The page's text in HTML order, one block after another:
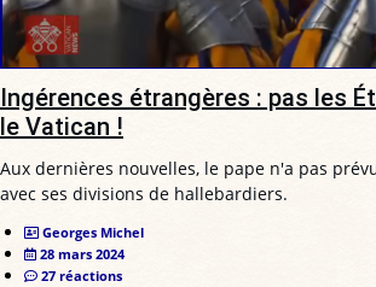
Ingérences étrangères : pas les
le Vatican !
Aux dernières nouvelles, le pape n'a pas
avec ses divisions de hallebardiers.
Georges Michel
28 mars 2024
27 réactions